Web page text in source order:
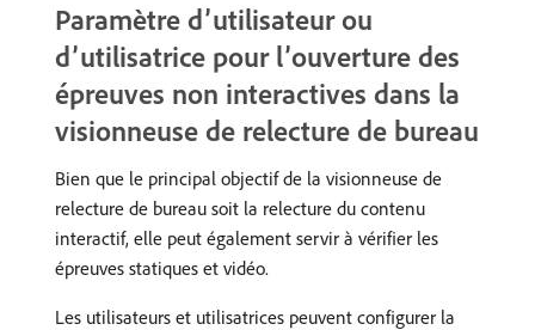
Paramètre d’utilisateur ou
d’utilisatrice pour l’ouverture des
épreuves non interactives dans la
visionneuse de relecture de bureau
Bien que le principal objectif de la visionneuse de
relecture de bureau soit la relecture du contenu
interactif, elle peut également servir à vérifier les
épreuves statiques et vidéo.
Les utilisateurs et utilisatrices peuvent configurer la